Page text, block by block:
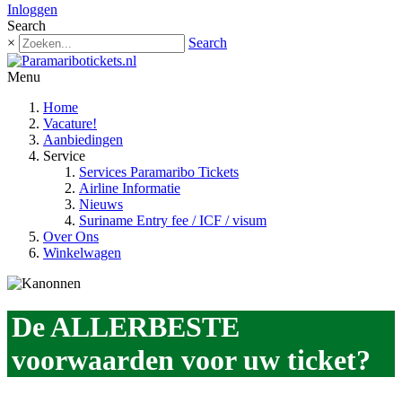
Inloggen
Search
×
Search
Menu
Home
Vacature!
Aanbiedingen
Service
Services Paramaribo Tickets
Airline Informatie
Nieuws
Suriname Entry fee / ICF / visum
Over Ons
Winkelwagen
De ALLERBESTE
voorwaarden voor uw ticket?